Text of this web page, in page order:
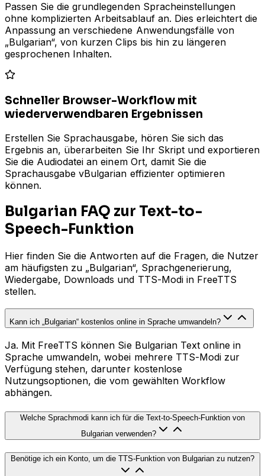
Passen Sie die grundlegenden Spracheinstellungen
ohne komplizierten Arbeitsablauf an. Dies erleichtert die
Anpassung an verschiedene Anwendungsfälle von
„Bulgarian“, von kurzen Clips bis hin zu längeren
gesprochenen Inhalten.
Schneller Browser-Workflow mit
wiederverwendbaren Ergebnissen
Erstellen Sie Sprachausgabe, hören Sie sich das
Ergebnis an, überarbeiten Sie Ihr Skript und exportieren
Sie die Audiodatei an einem Ort, damit Sie die
Sprachausgabe vBulgarian effizienter optimieren
können.
Bulgarian FAQ zur Text-to-
Speech-Funktion
Hier finden Sie die Antworten auf die Fragen, die Nutzer
am häufigsten zu „Bulgarian“, Sprachgenerierung,
Wiedergabe, Downloads und TTS-Modi in FreeTTS
stellen.
Kann ich „Bulgarian“ kostenlos online in Sprache umwandeln?
Ja. Mit FreeTTS können Sie Bulgarian Text online in
Sprache umwandeln, wobei mehrere TTS-Modi zur
Verfügung stehen, darunter kostenlose
Nutzungsoptionen, die vom gewählten Workflow
abhängen.
Welche Sprachmodi kann ich für die Text-to-Speech-Funktion von
Bulgarian verwenden?
Benötige ich ein Konto, um die TTS-Funktion von Bulgarian zu nutzen?